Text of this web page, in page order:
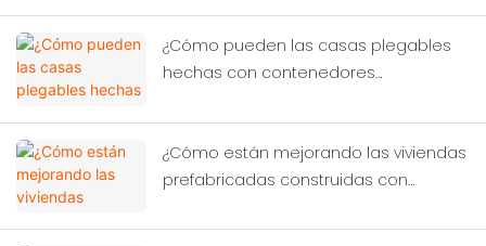
construcción temporal?
¿Cómo pueden las casas plegables
hechas con contenedores
casos de desastre?
¿Cómo están mejorando las viviendas
prefabricadas construidas con
de los trabajadores?